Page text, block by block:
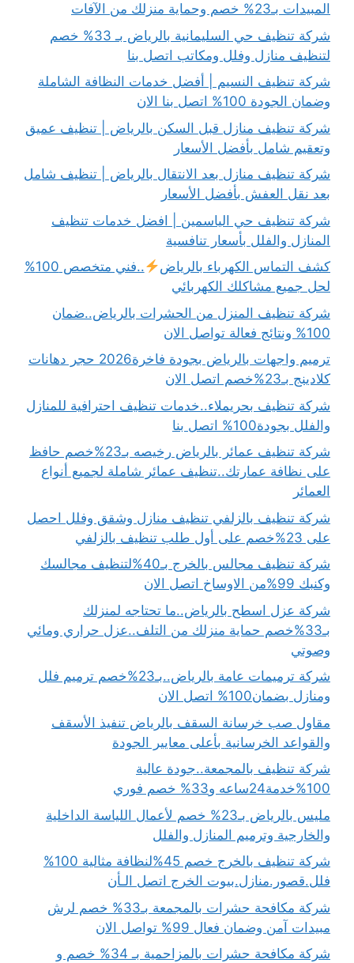
المبيدات بـ23% خصم وحماية منزلك من الآفات
شركة تنظيف حي السليمانية بالرياض بـ 33% خصم
لتنظيف منازل وفلل ومكاتب اتصل بنا
شركة تنظيف النسيم | أفضل خدمات النظافة الشاملة
وضمان الجودة 100% اتصل بنا الان
شركة تنظيف منازل قبل السكن بالرياض | تنظيف عميق
وتعقيم شامل بأفضل الأسعار
شركة تنظيف منازل بعد الانتقال بالرياض | تنظيف شامل
بعد نقل العفش بأفضل الأسعار
شركة تنظيف حي الياسمين | افضل خدمات تنظيف
المنازل والفلل بأسعار تنافسية
كشف التماس الكهرباء بالرياض
..فني متخصص 100%
لحل جميع مشاكلك الكهربائي
شركة تنظيف المنزل من الحشرات بالرياض..ضمان
100% ونتائج فعالة تواصل الان
ترميم واجهات بالرياض بجودة فاخرة2026 حجر دهانات
كلادينج بـ23%خصم اتصل الان
شركة تنظيف بحريملاء..خدمات تنظيف احترافية للمنازل
والفلل بجودة100% اتصل بنا
شركة تنظيف عمائر بالرياض رخيصه بـ23%خصم حافظ
على نظافة عمارتك..تنظيف عمائر شاملة لجميع أنواع
العمائر
شركة تنظيف بالزلفي تنظيف منازل وشقق وفلل احصل
على 23%خصم على أول طلب تنظيف بالزلفي
شركة تنظيف مجالس بالخرج بـ40%لتنظيف مجالسك
وكنبك 99%من الاوساخ اتصل الان
شركة عزل اسطح بالرياض..ما تحتاجه لمنزلك
بـ33%خصم حماية منزلك من التلف..عزل حراري ومائي
وصوتي
شركة ترميمات عامة بالرياض..بـ23%خصم ترميم فلل
ومنازل بضمان100% اتصل الان
مقاول صب خرسانة السقف بالرياض تنفيذ الأسقف
والقواعد الخرسانية بأعلى معايير الجودة
شركة تنظيف بالمجمعة..جودة عالية
100%خدمة24ساعه و33% خصم فوري
مليس بالرياض بـ23% خصم لأعمال اللياسة الداخلية
والخارجية وترميم المنازل والفلل
شركة تنظيف بالخرج خصم 45%لنظافة مثالية 100%
فلل.قصور.منازل.بيوت الخرج اتصل الـأن
شركة مكافحة حشرات بالمجمعة بـ33% خصم لرش
مبيدات آمن وضمان فعال 99% تواصل الان
شركة مكافحة حشرات بالمزاحمية بـ 34% خصم و